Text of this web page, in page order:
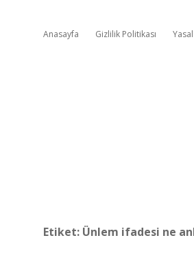
Anasayfa Gizlilik Politikası
Etiket: Ünlem ifadesi ne